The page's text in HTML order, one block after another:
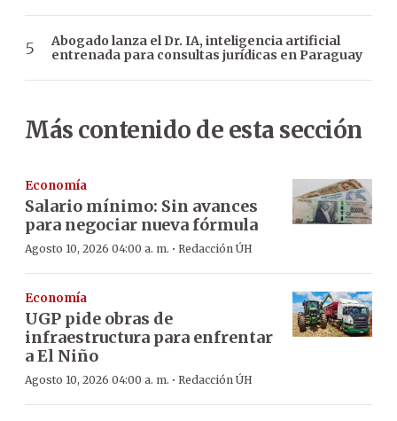
Abogado lanza el Dr. IA, inteligencia artificial
entrenada para consultas jurídicas en Paraguay
Más contenido de esta sección
Economía
Salario mínimo: Sin avances
para negociar nueva fórmula
Agosto 10, 2026 04:00 a. m. · Redacción ÚH
Economía
UGP pide obras de
infraestructura para enfrentar
a El Niño
Agosto 10, 2026 04:00 a. m. · Redacción ÚH